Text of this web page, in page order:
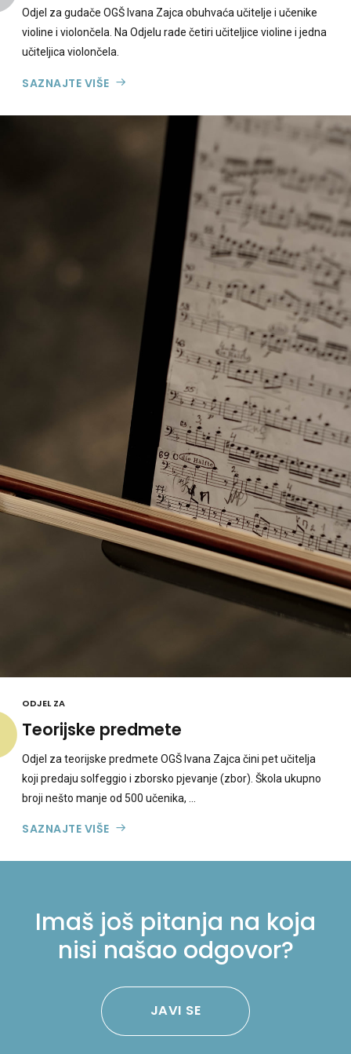
Odjel za gudače OGŠ Ivana Zajca obuhvaća učitelje i učenike
violine i violončela. Na Odjelu rade četiri učiteljice violine i jedna
učiteljica violončela.
SAZNAJTE VIŠE
ODJEL ZA
Teorijske predmete
Odjel za teorijske predmete OGŠ Ivana Zajca čini pet učitelja
koji predaju solfeggio i zborsko pjevanje (zbor). Škola ukupno
broji nešto manje od 500 učenika, ...
SAZNAJTE VIŠE
Imaš još pitanja na koja
nisi našao odgovor?
JAVI SE